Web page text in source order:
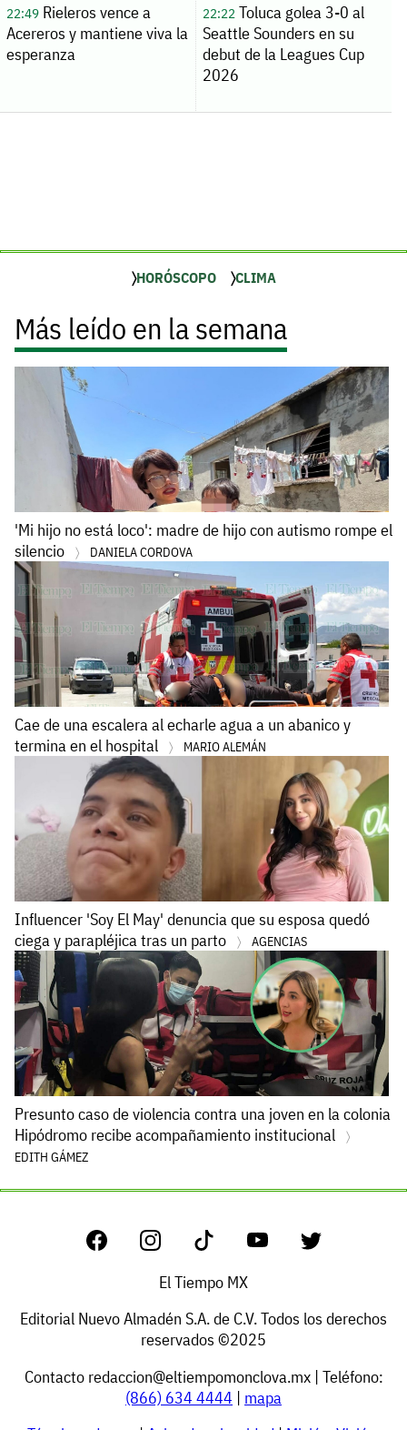
22:49Rieleros vence a
Acereros y mantiene viva la
esperanza
22:22Toluca golea 3-0 al
Seattle Sounders en su
debut de la Leagues Cup
2026
HORÓSCOPO CLIMA
Más leído en la semana
'Mi hijo no está loco': madre de hijo con autismo rompe el
silencio
DANIELA CORDOVA
Cae de una escalera al echarle agua a un abanico y
termina en el hospital
MARIO ALEMÁN
Influencer 'Soy El May' denuncia que su esposa quedó
ciega y parapléjica tras un parto
AGENCIAS
Presunto caso de violencia contra una joven en la colonia
Hipódromo recibe acompañamiento institucional
EDITH GÁMEZ
El Tiempo MX
Editorial Nuevo Almadén S.A. de C.V. Todos los derechos
reservados ©2025
Contacto redaccion@eltiempomonclova.mx| Teléfono:
(866) 634 4444 | mapa